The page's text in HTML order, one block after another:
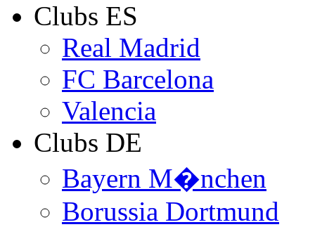
Clubs ES
Real Madrid
FC Barcelona
Valencia
Clubs DE
Bayern M�nchen
Borussia Dortmund